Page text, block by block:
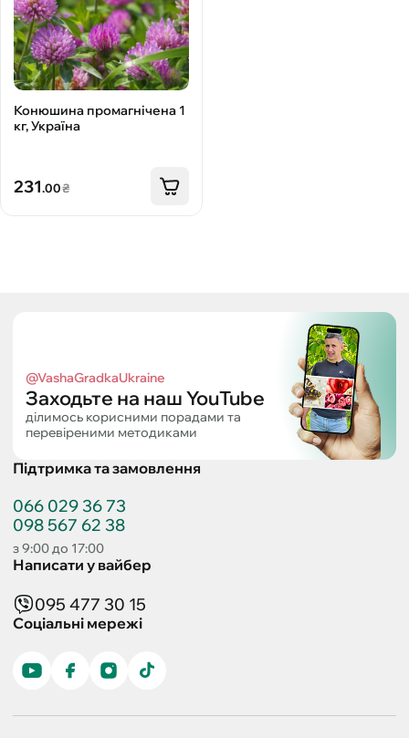
Конюшина промагнічена 1
кг, Україна
231.00₴
@VashaGradkaUkraine
Заходьте на наш YouTube
ділимось корисними порадами та
перевіреними методиками
Підтримка та замовлення
066 029 36 73
098 567 62 38
з 9:00 до 17:00
Написати у вайбер
095 477 30 15
Соціальні мережі